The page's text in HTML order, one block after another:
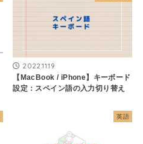
2022.11.19
【MacBook / iPhone】キーボード
設定：スペイン語の入力切り替え
英語